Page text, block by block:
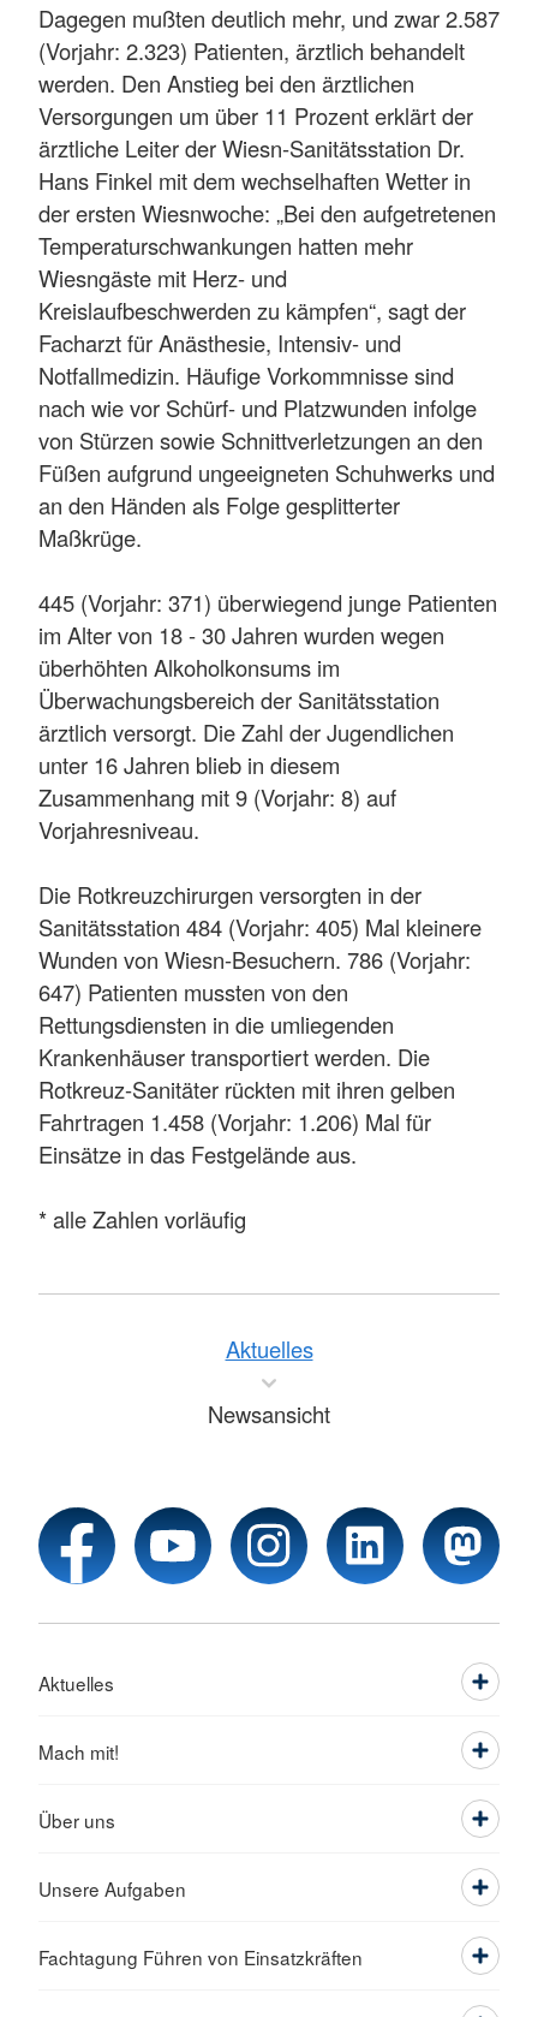
Dagegen mußten deutlich mehr, und zwar 2.587
(Vorjahr: 2.323) Patienten, ärztlich behandelt
werden. Den Anstieg bei den ärztlichen
Versorgungen um über 11 Prozent erklärt der
ärztliche Leiter der Wiesn-Sanitätsstation Dr.
Hans Finkel mit dem wechselhaften Wetter in
der ersten Wiesnwoche: „Bei den aufgetretenen
Temperaturschwankungen hatten mehr
Wiesngäste mit Herz- und
Kreislaufbeschwerden zu kämpfen“, sagt der
Facharzt für Anästhesie, Intensiv- und
Notfallmedizin. Häufige Vorkommnisse sind
nach wie vor Schürf- und Platzwunden infolge
von Stürzen sowie Schnittverletzungen an den
Füßen aufgrund ungeeigneten Schuhwerks und
an den Händen als Folge gesplitterter
Maßkrüge.
445 (Vorjahr: 371) überwiegend junge Patienten
im Alter von 18 - 30 Jahren wurden wegen
überhöhten Alkoholkonsums im
Überwachungsbereich der Sanitätsstation
ärztlich versorgt. Die Zahl der Jugendlichen
unter 16 Jahren blieb in diesem
Zusammenhang mit 9 (Vorjahr: 8) auf
Vorjahresniveau.
Die Rotkreuzchirurgen versorgten in der
Sanitätsstation 484 (Vorjahr: 405) Mal kleinere
Wunden von Wiesn-Besuchern. 786 (Vorjahr:
647) Patienten mussten von den
Rettungsdiensten in die umliegenden
Krankenhäuser transportiert werden. Die
Rotkreuz-Sanitäter rückten mit ihren gelben
Fahrtragen 1.458 (Vorjahr: 1.206) Mal für
Einsätze in das Festgelände aus.
* alle Zahlen vorläufig
Aktuelles
Newsansicht
Aktuelles
Mach mit!
Über uns
Unsere Aufgaben
Fachtagung Führen von Einsatzkräften